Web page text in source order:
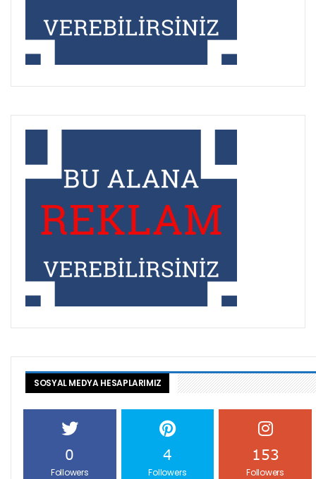
SOSYAL MEDYA HESAPLARIMIZ
0
Followers
4
Followers
153
Followers